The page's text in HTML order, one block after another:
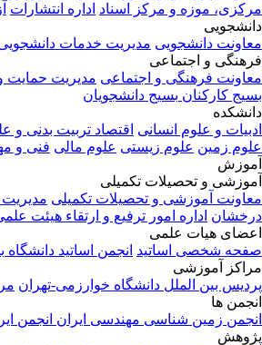
مرکزی، موزه و مرکز اسناد اداره انتشارات
دانشجویی
معاونت دانشجویی مدیریت خدمات
فرهنگی و اجتماعی
معاونت فرهنگی و اجتماعی مدیریت حمایت
بسیج کارکنان بسیج دانشجویان
دانشکده
ادبیات و علوم انسانی اقتصاد تربیت بدنی و
علوم زمین علوم زیستی علوم مالی فنی و
آموزش
آموزشی و تحصیلات تکمیلی
معاونت آموزشی و تحصیلات تکمیلی
درخشان اداره امور ترفیع و ارتقاء هیئت
اعضای هیات علمی
صفحه شخصی اساتید انجمن اساتید دانشگاه
مراکز آموزشی
پردیس بین الملل دانشگاه خوارزمی-تهران
انجمن ها
انجمن زمین شناسی مهندسی ایران انجمن
پژوهش